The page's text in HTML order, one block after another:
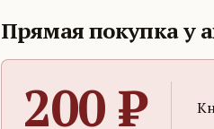
Прямая покупка у
200 ₽